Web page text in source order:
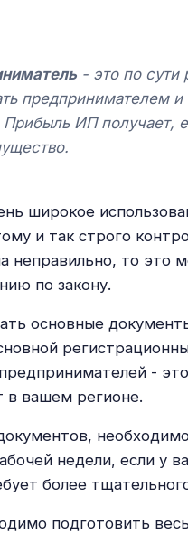
- это по сути
предпринимателем и
ИП получает,
широкое
и так строго
неправильно, то это
по закону.
основные
-
в вашем регионе.
недели, если у
более
подготовить